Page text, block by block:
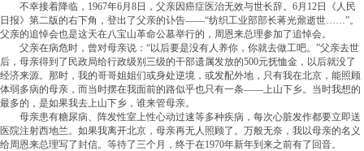
不幸接着降临，1967年6月8日，父亲因癌症医治无效与世长辞。6月12日《人民
日报》第二版的右下角，登出了父亲的讣告——“纺织工业部部长蒋光鼐逝世……”。
父亲的追悼会也是这天在八宝山革命公墓举行的，周恩来总理参加了追悼会。
父亲在病危时，曾对母亲说：“以后要是没有人养你，你就去做工吧。”父亲去世
后，母亲得到了民政局给行政级别三级的干部遗属发放的500元抚恤金，以后就没了
经济来源。那时，我的哥哥姐姐们或身处逆境，或发配外地，只有我在北京，能照顾
体弱多病的母亲，而当时摆在我面前的路似乎也只有一条——上山下乡。当时我想的
最多的，是如果我去上山下乡，谁来管母亲。
母亲患有糖尿病、阵发性室上性心动过速等多种疾病，每次心脏发作都要立即送
医院注射西地兰。如果我离开北京，母亲再无人照顾了。万般无奈，我以母亲的名义
给周恩来总理写了封信。等待了三个月，终于在1970年新年到来之前有了回音。